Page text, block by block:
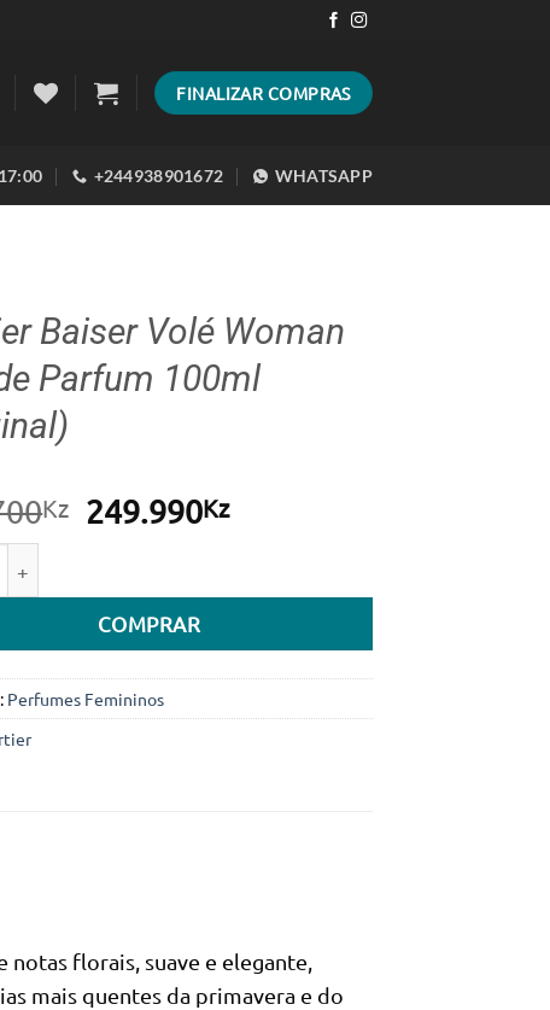
FINALIZAR COMPRAS
+244938901672 WHATSAPP
Baiser Volé Woman
Parfum 100ml
Kz O
era:
289.700Kz.
249.990KzO
é:
COMPRAR
Perfumes Femininos
notas florais, suave e elegante,
mais quentes da primavera e do